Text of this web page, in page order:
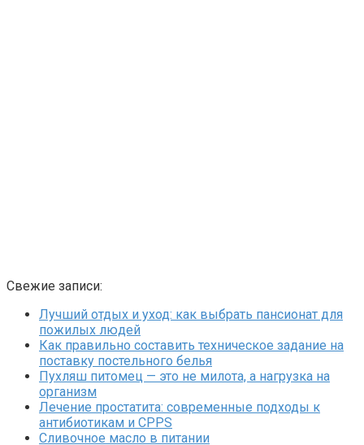
Свежие записи:
Лучший отдых и уход: как выбрать пансионат для
пожилых людей
Как правильно составить техническое задание на
поставку постельного белья
Пухляш питомец — это не милота, а нагрузка на
организм
Лечение простатита: современные подходы к
антибиотикам и CPPS
Сливочное масло в питании